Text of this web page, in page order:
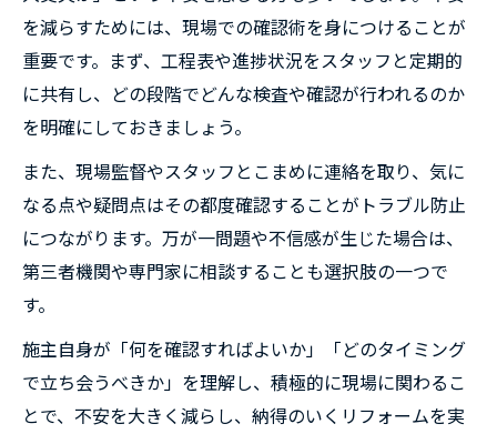
を減らすためには、現場での確認術を身につけることが
重要です。まず、工程表や進捗状況をスタッフと定期的
に共有し、どの段階でどんな検査や確認が行われるのか
を明確にしておきましょう。
また、現場監督やスタッフとこまめに連絡を取り、気に
なる点や疑問点はその都度確認することがトラブル防止
につながります。万が一問題や不信感が生じた場合は、
第三者機関や専門家に相談することも選択肢の一つで
す。
施主自身が「何を確認すればよいか」「どのタイミング
で立ち会うべきか」を理解し、積極的に現場に関わるこ
とで、不安を大きく減らし、納得のいくリフォームを実